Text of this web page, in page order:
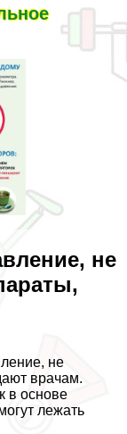
не
не
врачам.
в основе
лежать